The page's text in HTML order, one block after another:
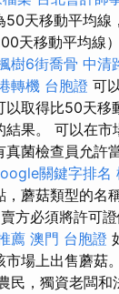
50天移動平均線
天移動平均線
樹6街喬骨 中清
轉機 台胞證 可
以取得比50天移
結果。 可以在市
真菌檢查員允許
關鍵字排名
，蘑菇類型的名
賣方必須將許可
薦 澳門 台胞證
場上出售蘑菇。
民，獨資老闆